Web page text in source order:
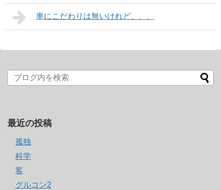
車にこだわりは無いけれど、、、
最近の投稿
孤独
科学
客
グルコン2